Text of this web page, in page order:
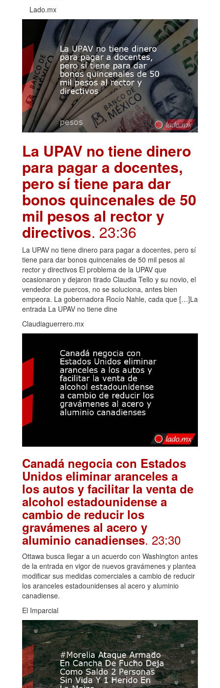
Lado.mx
La UPAV no tiene dinero
para pagar a docentes,
pero sí tiene para dar
bonos quincenales de 50
mil pesos al rector y
directivos. 23:36
La UPAV no tiene dinero para pagar a docentes, pero sí
tiene para dar bonos quincenales de 50 mil pesos al
rector y directivos El problema de la UPAV que
ocasionaron y dejaron tirado Claudia Tello y su novio, el
vendedor de puercos, no se soluciona, antes bien
empeora. La gobernadora Rocío Nahle, cada que […]La
entrada La UPAV no tiene dine
Claudiaguerrero.mx
Canadá negocia con Estados
Unidos eliminar aranceles a
los autos y facilitar la venta de
alcohol estadounidense a
cambio de reducir los
gravámenes al acero y
aluminio canadienses. 23:30
Ottawa busca llegar a un acuerdo con Washington antes
de la entrada en vigor de nuevos gravámenes y plantea
modificar sus medidas comerciales a cambio de reducir
los aranceles estadounidenses al acero y aluminio
canadiense.
El Imparcial